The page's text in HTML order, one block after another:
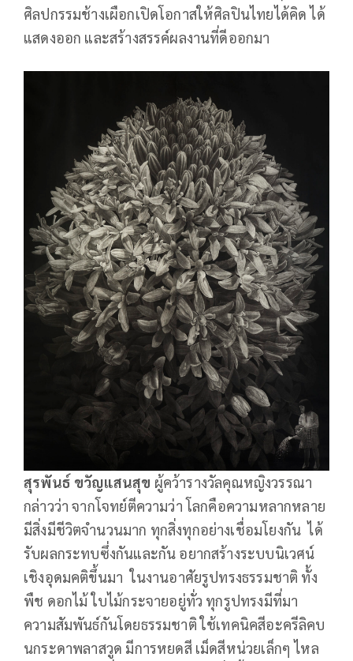
ศิลปกรรมช้างเผือกเปิดโอกาสให้ศิลปินไทยได้คิด ได้
แสดงออก และสร้างสรรค์ผลงานที่ดีออกมา
สุรพันธ์ ขวัญแสนสุข ผู้คว้ารางวัลคุณหญิงวรรณา
กล่าวว่า จากโจทย์ตีความว่า โลกคือความหลากหลาย
มีสิ่งมีชีวิตจำนวนมาก ทุกสิ่งทุกอย่างเชื่อมโยงกัน ได้
รับผลกระทบซึ่งกันและกัน อยากสร้างระบบนิเวศน์
เชิงอุดมคติขึ้นมา ในงานอาศัยรูปทรงธรรมชาติ ทั้ง
พืช ดอกไม้ ใบไม้กระจายอยู่ทั่ว ทุกรูปทรงมีที่มา
ความสัมพันธ์กันโดยธรรมชาติ ใช้เทคนิคสีอะครีลิคบ
นกระดาพลาสวูด มีการหยดสี เม็ดสีหน่วยเล็กๆ ไหล